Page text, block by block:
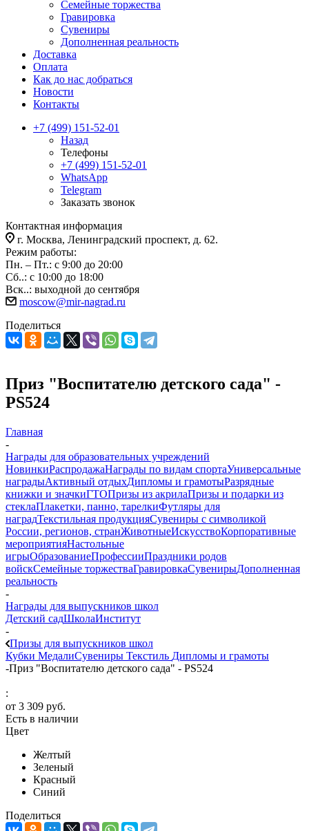
Семейные торжества
Гравировка
Сувениры
Дополненная реальность
Доставка
Оплата
Как до нас добраться
Новости
Контакты
+7 (499) 151-52-01
Назад
Телефоны
+7 (499) 151-52-01
WhatsApp
Telegram
Заказать звонок
Контактная информация
г. Москва, Ленинградский проспект, д. 62.
Режим работы:
Пн. – Пт.: с 9:00 до 20:00
Сб..: с 10:00 до 18:00
Вск..: выходной до сентября
moscow@mir-nagrad.ru
Поделиться
Приз "Воспитателю детского сада" -
PS524
Главная
-
Награды для образовательных учреждений
НовинкиРаспродажаНаграды по видам спортаУниверсальные
наградыАктивный отдыхДипломы и грамотыРазрядные
книжки и значкиГТОПризы из акрилаПризы и подарки из
стеклаПлакетки, панно, тарелкиФутляры для
наградТекстильная продукцияСувениры с символикой
России, регионов, странЖивотныеИскусствоКорпоративные
мероприятияНастольные
игрыОбразованиеПрофессииПраздники родов
войскСемейные торжестваГравировкаСувенирыДополненная
реальность
-
Награды для выпускников школ
Детский садШколаИнститут
-
Призы для выпускников школ
Кубки МедалиСувениры Текстиль Дипломы и грамоты
-Приз "Воспитателю детского сада" - PS524
:
от 3 309 руб.
Есть в наличии
Цвет
Желтый
Зеленый
Красный
Синий
Поделиться